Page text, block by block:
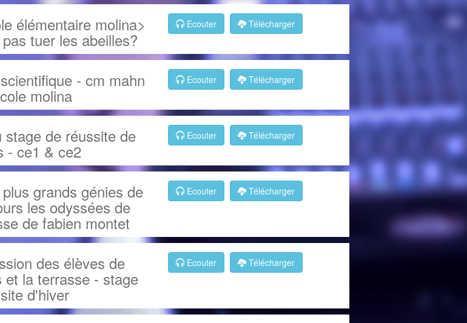
élémentaire molina>
tuer les abeilles?
Ecouter Télécharger
- cm mahn
molina
Ecouter Télécharger
de réussite de
- ce1 & ce2
Ecouter Télécharger
grands génies de
les odyssées de
de fabien montet
Ecouter Télécharger
des élèves de
et la terrasse - stage
d'hiver
Ecouter Télécharger